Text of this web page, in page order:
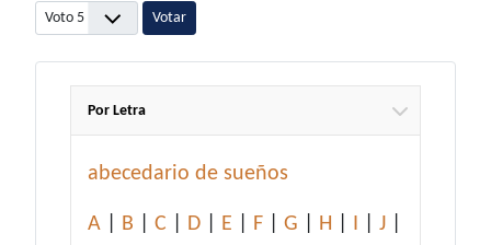
Por favor, vote
Por Letra
abecedario de sueños
A B C D E F G H I J